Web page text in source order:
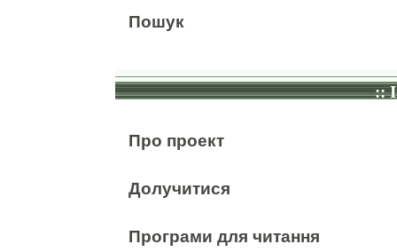
Пошук
::
Про проект
Долучитися
Програми для читання